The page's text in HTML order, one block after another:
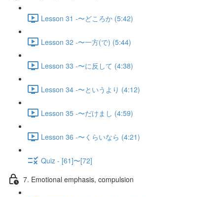
Lesson 31 -〜どころか (5:42)
Lesson 32 -〜一方(で) (5:44)
Lesson 33 -〜に反して (4:38)
Lesson 34 -〜というより (4:12)
Lesson 35 -〜だけまし (4:59)
Lesson 36 -〜くらいなら (4:21)
Quiz - [61]〜[72]
7. Emotional emphasis, compulsion